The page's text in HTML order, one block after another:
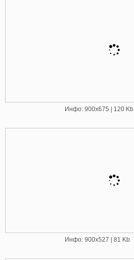
Инфо: 900х675 | 120 Kb
Инфо: 900х527 | 81 Kb